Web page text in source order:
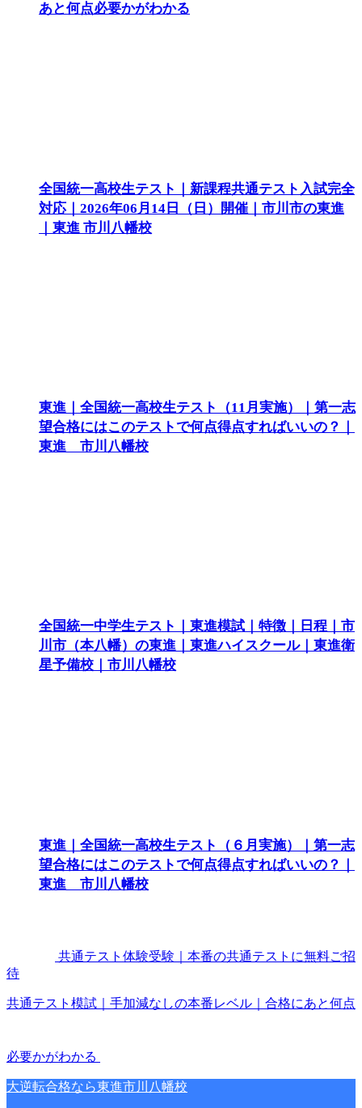
あと何点必要かがわかる
全国統一高校生テスト｜新課程共通テスト入試完全
対応｜2026年06月14日（日）開催｜市川市の東進
｜東進 市川八幡校
東進｜全国統一高校生テスト（11月実施）｜第一志
望合格にはこのテストで何点得点すればいいの？｜
東進 市川八幡校
全国統一中学生テスト｜東進模試｜特徴｜日程｜市
川市（本八幡）の東進｜東進ハイスクール｜東進衛
星予備校｜市川八幡校
東進｜全国統一高校生テスト（６月実施）｜第一志
望合格にはこのテストで何点得点すればいいの？｜
東進 市川八幡校
共通テスト体験受験｜本番の共通テストに無料ご招
待
共通テスト模試｜手加減なしの本番レベル｜合格にあと何点
必要かがわかる
大逆転合格なら東進市川八幡校